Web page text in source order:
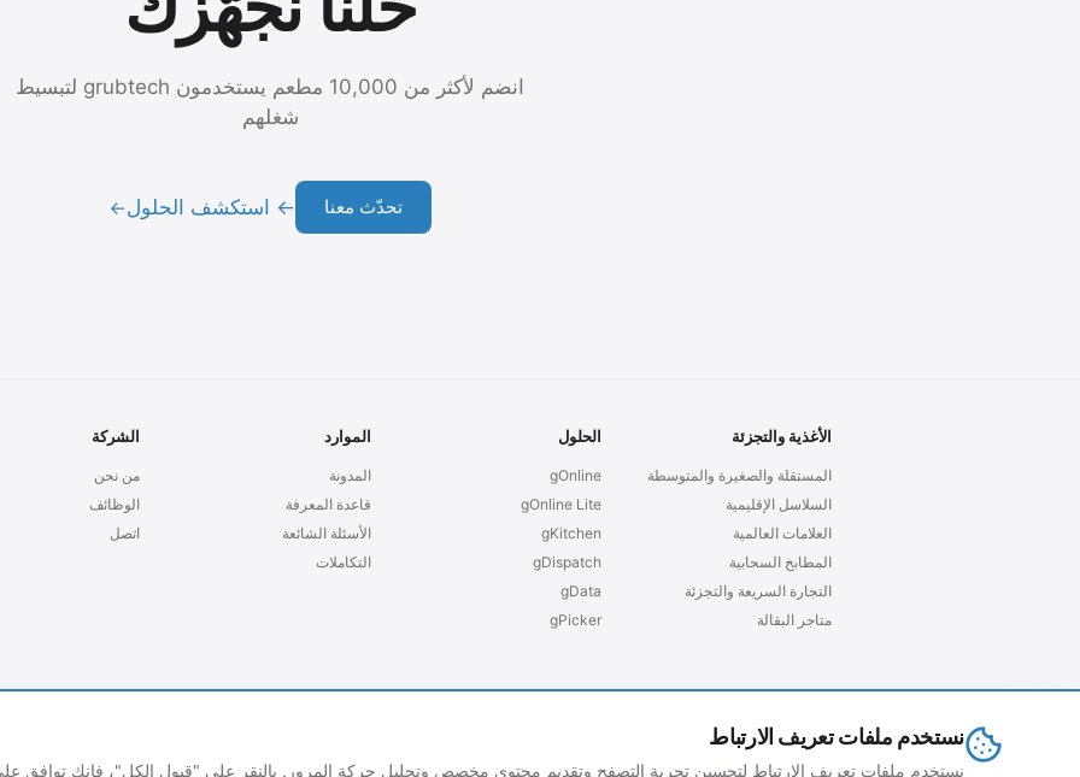
انضم لأكثر من 10,000 مطعم يستخدمون grubtech لتبسيط
شغلهم
تحدّث معنا ← استكشف الحلول→
الأغذية والتجزئة
المستقلة والصغيرة والمتوسطة
السلاسل الإقليمية
العلامات العالمية
المطابخ السحابية
التجارة السريعة والتجزئة
متاجر البقالة
الحلول
gOnline
gOnline Lite
gKitchen
gDispatch
gData
gPicker
الموارد
المدونة
قاعدة المعرفة
الأسئلة الشائعة
التكاملات
الشركة
من نحن
الوظائف
اتصل
نستخدم ملفات تعريف الارتباط
نستخدم ملفات تعريف الارتباط لتحسين تجربة التصفح وتقديم محتوى مخصص وتحليل حركة المرور. بالنقر على "قبول الكل"، فإنك توافق